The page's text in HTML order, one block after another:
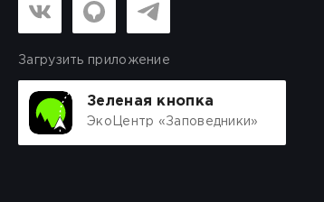
Загрузить приложение
Зеленая кнопка
ЭкоЦентр «Заповедники»